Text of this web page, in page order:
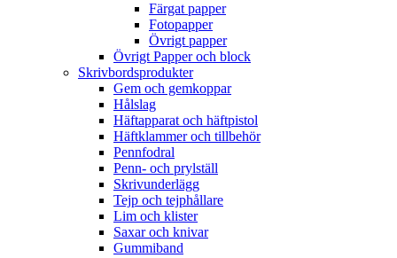
Färgat papper
Fotopapper
Övrigt papper
Övrigt Papper och block
Skrivbordsprodukter
Gem och gemkoppar
Hålslag
Häftapparat och häftpistol
Häftklammer och tillbehör
Pennfodral
Penn- och prylställ
Skrivunderlägg
Tejp och tejphållare
Lim och klister
Saxar och knivar
Gummiband